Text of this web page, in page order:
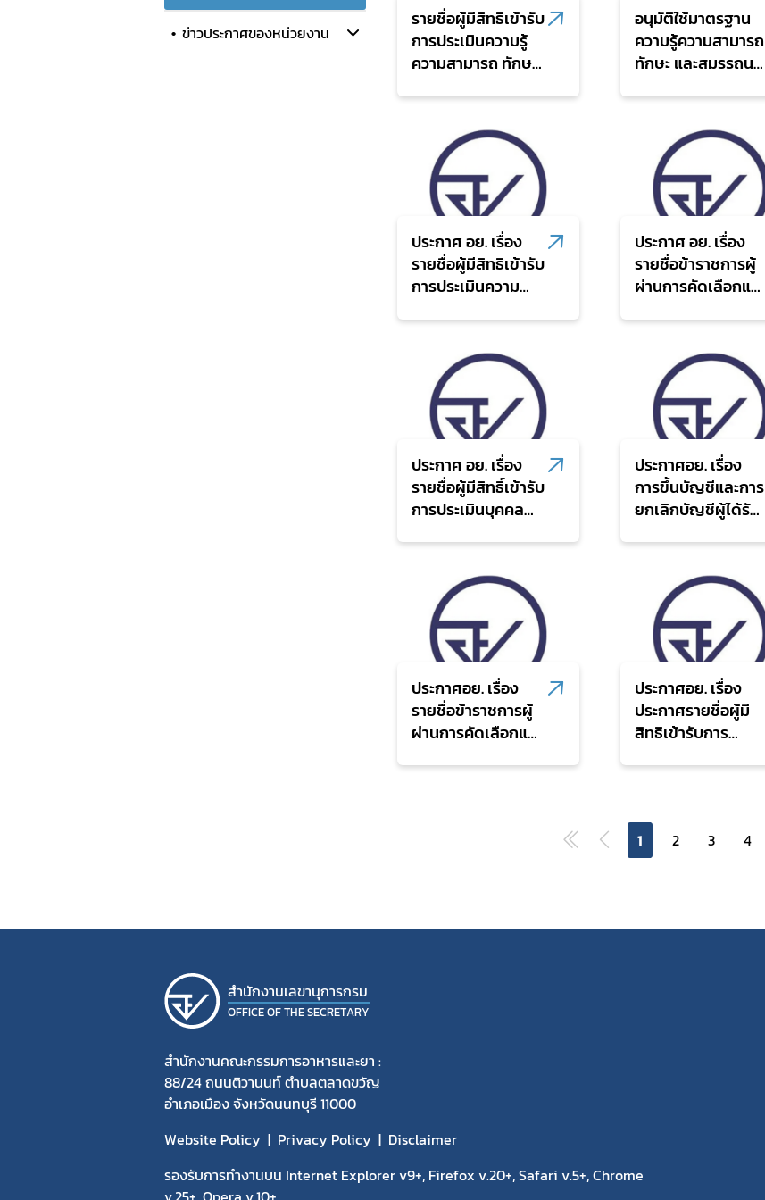
ข่าวประกาศของหน่วยงาน
รายชื่อผู้มีสิทธิเข้ารับ
การประเมินความรู้
ความสามารถ ทักษะ
พนักงานราชการ
ทั่วไปในตำแหน่งนัก
วิชาการตรวจสอบ
ภายใน ของ
สำนักงานคณะ
กรรมการอาหารและ
ยา และกำหนดวัน
เวลา สถานที่ในการ
สมรรถนะเพิ่มเติม
อนุมัติใช้มาตรฐาน
ความรู้ความสามารถ
ทักษะ และสมรรถนะ
กรรมการอาหารและ
ประกาศ อย. เรื่อง
รายชื่อผู้มีสิทธิเข้ารับ
การประเมินความ
พนักงานธุรการ
ปฏิบัติงาน และ
กำหนดวัน เวลา และ
สถานที่ในการ
ประเมินความเหมาะ
สมกับตำแหน่ง
ประกาศ อย. เรื่อง
รายชื่อข้าราชการผู้
ผ่านการคัดเลือกและ
ดำรงตำแหน่งใน
ระดับสูงขึ้น
ประกาศ อย. เรื่อง
รายชื่อผู้มีสิทธิ์เข้ารับ
การประเมินบุคคล
ประเภทวิชาการ
ระดับชำนาญการ
พิเศษ
ประกาศอย. เรื่อง
การขึ้นบัญชีและการ
ยกเลิกบัญชีผู้ได้รับ
ทรัพยากรบุคคล
ปฏิบัติการของ
สำนักงานคณะ
กรรมการอาหารและ
ประกาศอย. เรื่อง
รายชื่อข้าราชการผู้
ผ่านการคัดเลือกและ
ประกาศอย. เรื่อง
ประกาศรายชื่อผู้มี
สิทธิเข้ารับการ
กำหนดวัน เวลา และ
สถานที่ในการ
ประเมินความเหมาะ
1 2 3 4
สํานักงานเลขานุการกรม
OFFICE OF THE SECRETARY
สำนักงานคณะกรรมการอาหารและยา :
88/24 ถนนติวานนท์ ตำบลตลาดขวัญ
อำเภอเมือง จังหวัดนนทบุรี 11000
Website Policy
Privacy Policy
Disclaimer
รองรับการทำงานบน Internet Explorer v9+, Firefox v.20+, Safari v.5+, Chrome
เลือกหัวข้อที่ท่านต้องการ Subscribe
ฝ่ายคลัง ฝ่ายบริหารทั่วไป